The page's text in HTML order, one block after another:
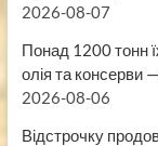
2026-08-07
Понад 1200 тонн
олія та консерви
2026-08-06
Відстрочку